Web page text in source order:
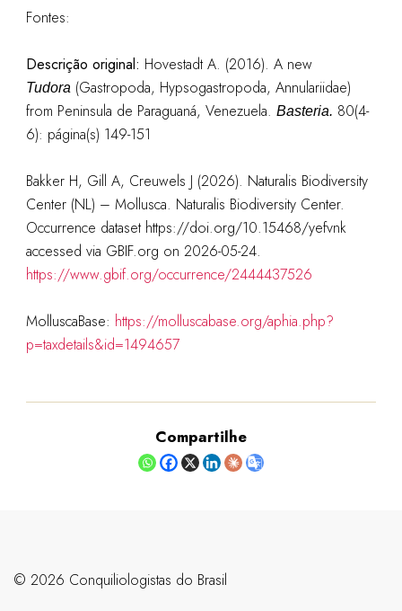
Fontes:
Descrição original: Hovestadt A. (2016). A new
Tudora(Gastropoda, Hypsogastropoda, Annulariidae)
from Peninsula de Paraguaná, Venezuela. Basteria. 80(4-
6): página(s) 149-151
Bakker H, Gill A, Creuwels J (2026). Naturalis Biodiversity
Center (NL) – Mollusca. Naturalis Biodiversity Center.
Occurrence dataset https://doi.org/10.15468/yefvnk
accessed via GBIF.org on 2026-05-24.
https://www.gbif.org/occurrence/2444437526
MolluscaBase: https://molluscabase.org/aphia.php?
p=taxdetails&id=1494657
Compartilhe
©️ 2026 Conquiliologistas do Brasil